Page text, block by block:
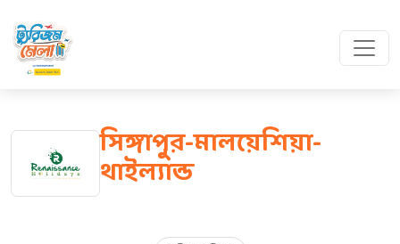
সিঙ্গাপুর-মালয়েশিয়া-
থাইল্যান্ড